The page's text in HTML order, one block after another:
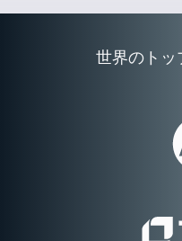
世界のトッ